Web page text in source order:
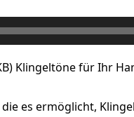
Klingeltöne für Ihr
es ermöglicht,